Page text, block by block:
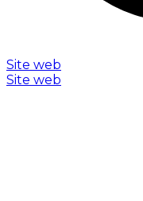
Site web
Site web